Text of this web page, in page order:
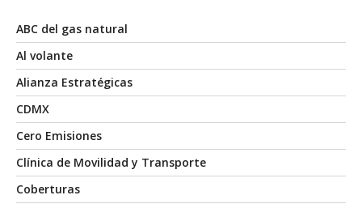
ABC del gas natural
Al volante
Alianza Estratégicas
CDMX
Cero Emisiones
Clínica de Movilidad y Transporte
Coberturas